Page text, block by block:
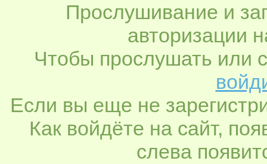
Прослушивание и
авторизации
Чтобы прослушать или
Если вы еще не
Как войдёте на сайт,
слева